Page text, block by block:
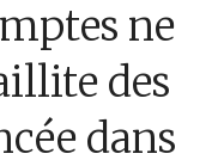
ne
des
dans